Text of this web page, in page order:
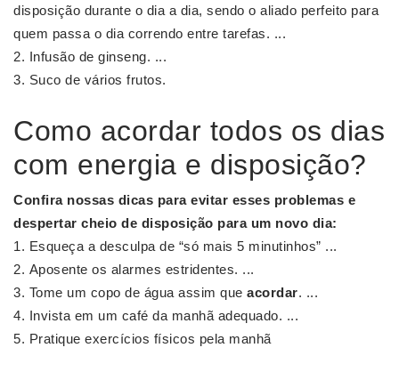
disposição durante o dia a dia, sendo o aliado perfeito para
quem passa o dia correndo entre tarefas. ...
Infusão de ginseng. ...
Suco de vários frutos.
Como acordar todos os dias
com energia e disposição?
Confira nossas dicas para evitar esses problemas e
despertar cheio de disposição para um novo dia:
Esqueça a desculpa de “só mais 5 minutinhos” ...
Aposente os alarmes estridentes. ...
Tome um copo de água assim que acordar. ...
Invista em um café da manhã adequado. ...
Pratique exercícios físicos pela manhã